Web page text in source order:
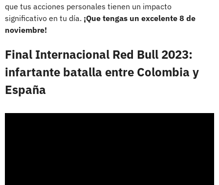
que tus acciones personales tienen un impacto
significativo en tu día. ¡Que tengas un excelente 8 de
noviembre!
Final Internacional Red Bull 2023:
infartante batalla entre Colombia y
España